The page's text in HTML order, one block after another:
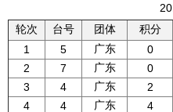
轮次
台号 团体 积分
1
5 广东 0
2
7 广东 0
3
4 广东 2
4
4 广东 4